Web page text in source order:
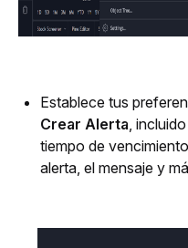
Crear Alerta,
tiempo de
alerta, el mensaje y